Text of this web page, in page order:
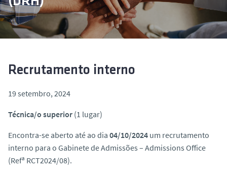
a
a
Recrutamento interno
19 setembro, 2024
Técnica/o superior (1 lugar)
Encontra-se aberto até ao dia 04/10/2024 um recrutamento
interno para o Gabinete de Admissões – Admissions Office
(Refª RCT2024/08).